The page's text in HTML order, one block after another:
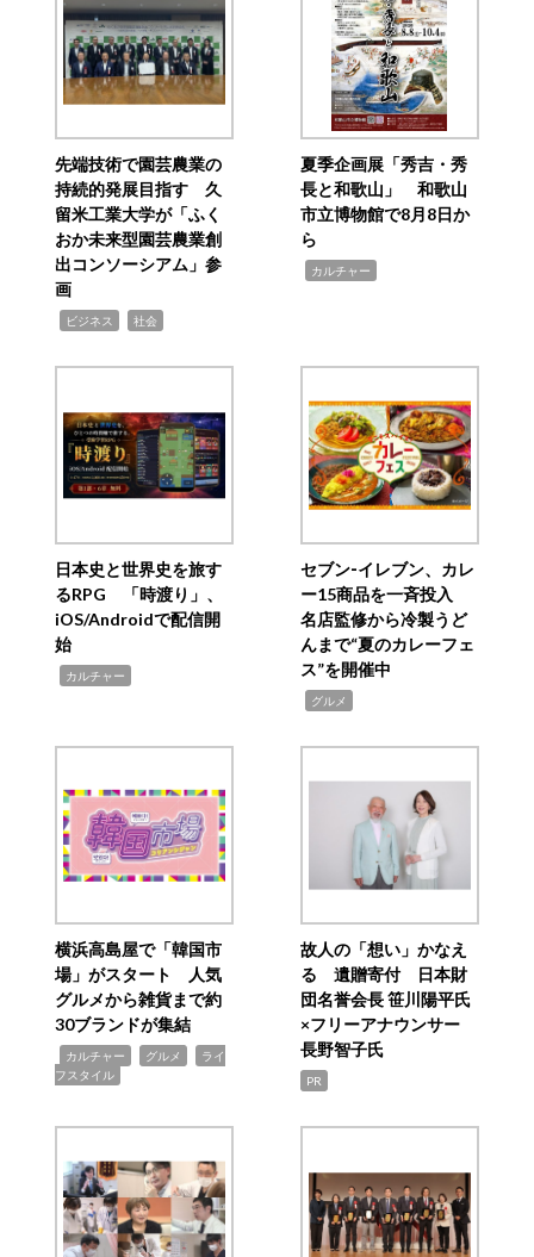
先端技術で園芸農業の
持続的発展目指す 久
留米工業大学が「ふく
おか未来型園芸農業創
出コンソーシアム」参
画
ビジネス 社会
夏季企画展「秀吉・秀
長と和歌山」 和歌山
市立博物館で8月8日か
ら
カルチャー
日本史と世界史を旅す
るRPG 「時渡り」、
iOS/Androidで配信開
始
カルチャー
セブン‐イレブン、カレ
ー15商品を一斉投入
名店監修から冷製うど
んまで“夏のカレーフェ
ス”を開催中
グルメ
横浜高島屋で「韓国市
場」がスタート 人気
グルメから雑貨まで約
30ブランドが集結
カルチャー グルメ
ライ
フスタイル
故人の「想い」かなえ
る 遺贈寄付 日本財
団名誉会長 笹川陽平氏
×フリーアナウンサー
長野智子氏
PR